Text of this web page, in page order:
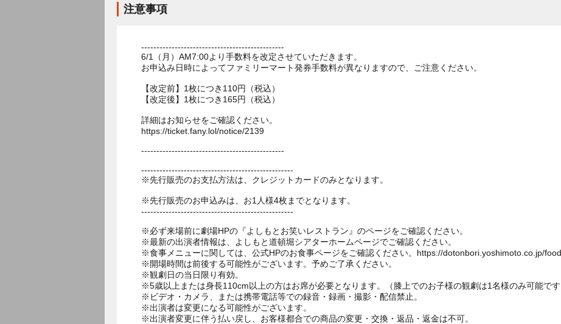
注意事項
-----------------------------------------------
6/1（月）AM7:00より手数料を改定させていただきます。
お申込み日時によってファミリーマート発券手数料が異なりますので、ご注意ください。
【改定前】1枚につき110円（税込）
【改定後】1枚につき165円（税込）
詳細はお知らせをご確認ください。
https://ticket.fany.lol/notice/2139
-----------------------------------------------
--------------------------------------------------
※先行販売のお支払方法は、クレジットカードのみとなります。
※先行販売のお申込みは、お1人様4枚までとなります。
--------------------------------------------------
※必ず来場前に劇場HPの『よしもとお笑いレストラン』のページをご確認ください。
※最新の出演者情報は、よしもと道頓堀シアターホームページでご確認ください。
※食事メニューに関しては、公式HPのお食事ページをご確認ください。https://dotonbori.yoshimoto.co.jp/
※開場時間は前後する可能性がございます。予めご了承ください。
※観劇日の当日限り有効。
※5歳以上または身長110cm以上の方はお席が必要となります。（膝上でのお子様の観劇は1名様のみ可能です
※ビデオ・カメラ、または携帯電話等での録音・録画・撮影・配信禁止。
※出演者は変更になる可能性がございます。
※出演者変更に伴う払い戻し、お客様都合での商品の変更・交換・返品・返金は不可。